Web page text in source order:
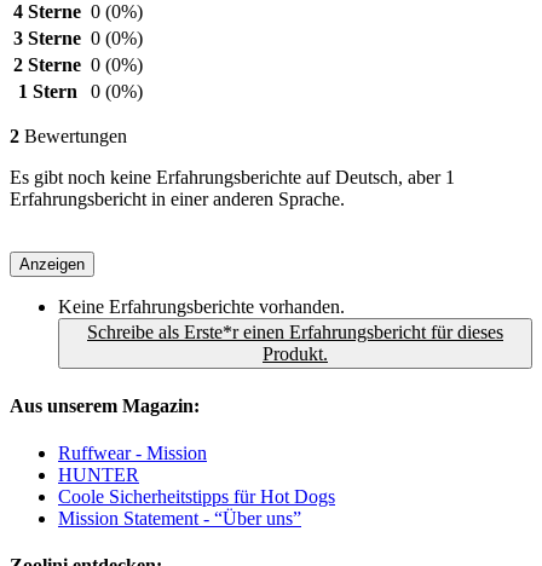
4 Sterne 0 (0%)
3 Sterne 0 (0%)
2 Sterne 0 (0%)
1 Stern
0 (0%)
2 Bewertungen
Es gibt noch keine Erfahrungsberichte auf Deutsch, aber 1
Erfahrungsbericht in einer anderen Sprache.
Anzeigen
Keine Erfahrungsberichte vorhanden.
Schreibe als Erste*r einen Erfahrungsbericht für dieses
Produkt.
Aus unserem Magazin:
Ruffwear - Mission
HUNTER
Coole Sicherheitstipps für Hot Dogs
Mission Statement - “Über uns”